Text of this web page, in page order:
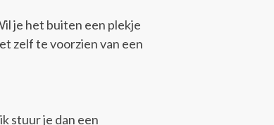
je het buiten een plekje
zelf te voorzien van een
stuur je dan een